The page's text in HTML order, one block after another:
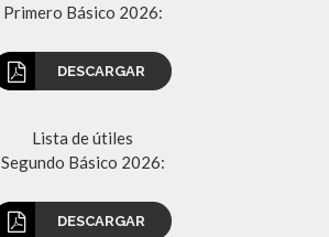
Primero Básico 2026:
DESCARGAR
Lista de útiles
Segundo Básico 2026:
DESCARGAR